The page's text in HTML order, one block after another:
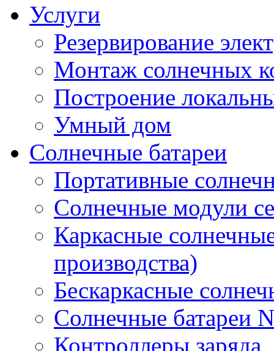
Услуги
Резервирование
Монтаж солнечных
Построение
Умный дом
Солнечные батареи
Портативные
Солнечные модули
Каркасные
производства)
Бескаркасные
Солнечные батареи
Контроллеры заряда